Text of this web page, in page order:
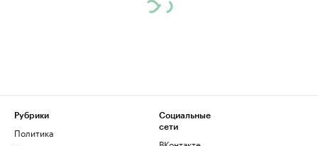
Рубрики
Политика
Социальные
сети